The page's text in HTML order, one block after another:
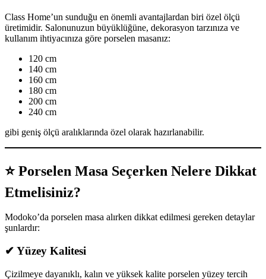
Class Home’un sunduğu en önemli avantajlardan biri özel ölçü
üretimidir. Salonunuzun büyüklüğüne, dekorasyon tarzınıza ve
kullanım ihtiyacınıza göre porselen masanız:
120 cm
140 cm
160 cm
180 cm
200 cm
240 cm
gibi geniş ölçü aralıklarında özel olarak hazırlanabilir.
⭐Porselen Masa Seçerken Nelere Dikkat
Etmelisiniz?
Modoko’da porselen masa alırken dikkat edilmesi gereken detaylar
şunlardır:
✔ Yüzey Kalitesi
Çizilmeye dayanıklı, kalın ve yüksek kalite porselen yüzey tercih